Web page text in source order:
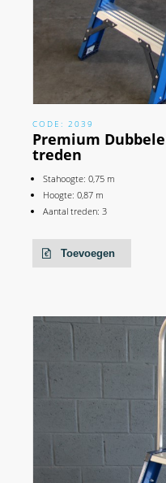
CODE: 2039
Premium
treden
Stahoogte: 0,75 m
Hoogte: 0,87 m
Aantal treden: 3
Toevoegen